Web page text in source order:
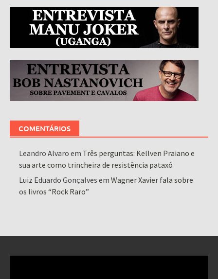
COMENTÁRIOS
Leandro Alvaro em Três perguntas: Kellven Praiano e
sua arte como trincheira de resistência pataxó
Luiz Eduardo Gonçalves emWagner Xavier fala sobre
os livros “Rock Raro”